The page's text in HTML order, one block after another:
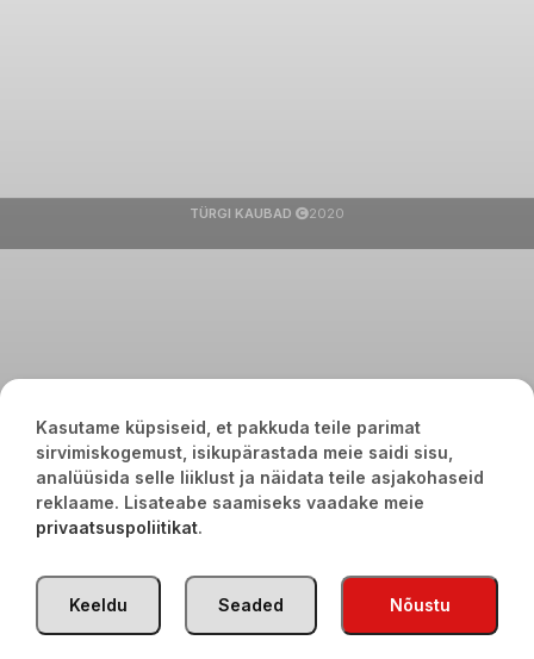
TÜRGI KAUBAD 2020
Kasutame küpsiseid, et pakkuda teile parimat
sirvimiskogemust, isikupärastada meie saidi sisu,
analüüsida selle liiklust ja näidata teile asjakohaseid
reklaame. Lisateabe saamiseks vaadake meie
privaatsuspoliitikat.
Nõustu
Seaded
Keeldu